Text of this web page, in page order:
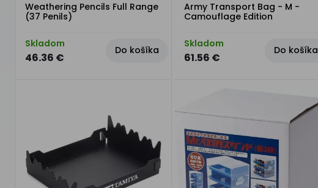
Weathering Pencils Full Range
(37 Penils)
Skladom
46.36 €
Do košíka
Army Transport Bag - M -
Camouflage Edition
Skladom
61.56 €
Do košíka